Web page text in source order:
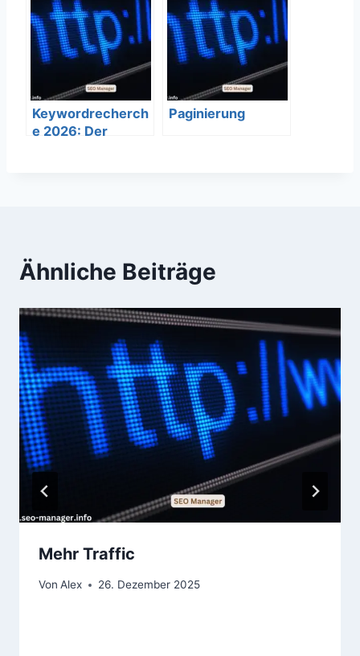
Bedeutung
Keywordrecherch
e 2026: Der
Paginierung
Ähnliche Beiträge
Mehr Traffic
Von Alex 26. Dezember 2025